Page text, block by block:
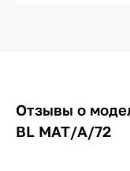
Отзывы о
BL MAT/A/72